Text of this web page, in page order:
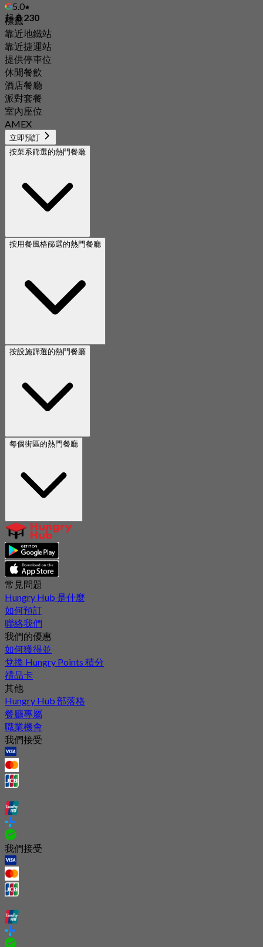
5.0
起฿ 230
標籤
靠近地鐵站
靠近捷運站
提供停車位
休閒餐飲
酒店餐廳
派對套餐
室內座位
AMEX
立即預訂
按菜系篩選的熱門餐廳
按用餐風格篩選的熱門餐廳
按設施篩選的熱門餐廳
每個街區的熱門餐廳
常見問題
Hungry Hub 是什麼
如何預訂
聯絡我們
我們的優惠
如何獲得並
兌換 Hungry Points 積分
禮品卡
其他
Hungry Hub 部落格
餐廳專屬
職業機會
我們接受
我們接受